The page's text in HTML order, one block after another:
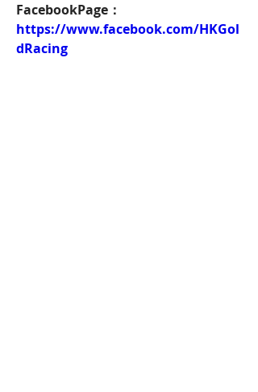
FacebookPage：
https://www.facebook.com/HKGol
dRacing